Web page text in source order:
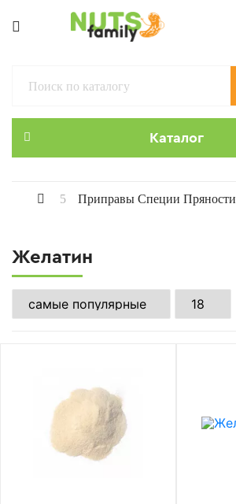
Каталог
Приправы Специи Пряности
Желатин